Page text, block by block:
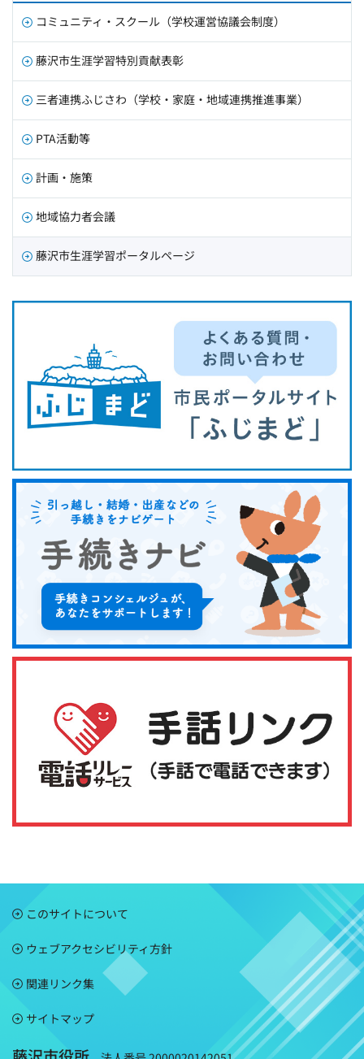
コミュニティ・スクール（学校運営協議会制度）
藤沢市生涯学習特別貢献表彰
三者連携ふじさわ（学校・家庭・地域連携推進事業）
PTA活動等
計画・施策
地域協力者会議
藤沢市生涯学習ポータルページ
このサイトについて
ウェブアクセシビリティ方針
関連リンク集
サイトマップ